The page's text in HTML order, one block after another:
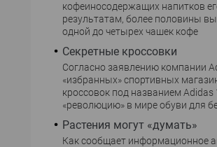
кофеиносодержащих напитков
результатам, более половины
одной до четырех чашек кофе
Секретные кроссовки
Согласно заявлению компании
«избранных» спортивных
кроссовок под названием
«революцию» в мире обуви для
Растения могут «думать»
Как сообщает информационное